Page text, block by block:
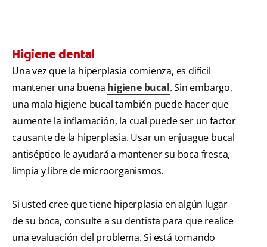
Higiene dental
Una vez que la hiperplasia comienza, es difícil
mantener una buena higiene bucal. Sin embargo,
una mala higiene bucal también puede hacer que
aumente la inflamación, la cual puede ser un factor
causante de la hiperplasia. Usar un enjuague bucal
antiséptico le ayudará a mantener su boca fresca,
limpia y libre de microorganismos.
Si usted cree que tiene hiperplasia en algún lugar
de su boca, consulte a su dentista para que realice
una evaluación del problema. Si está tomando